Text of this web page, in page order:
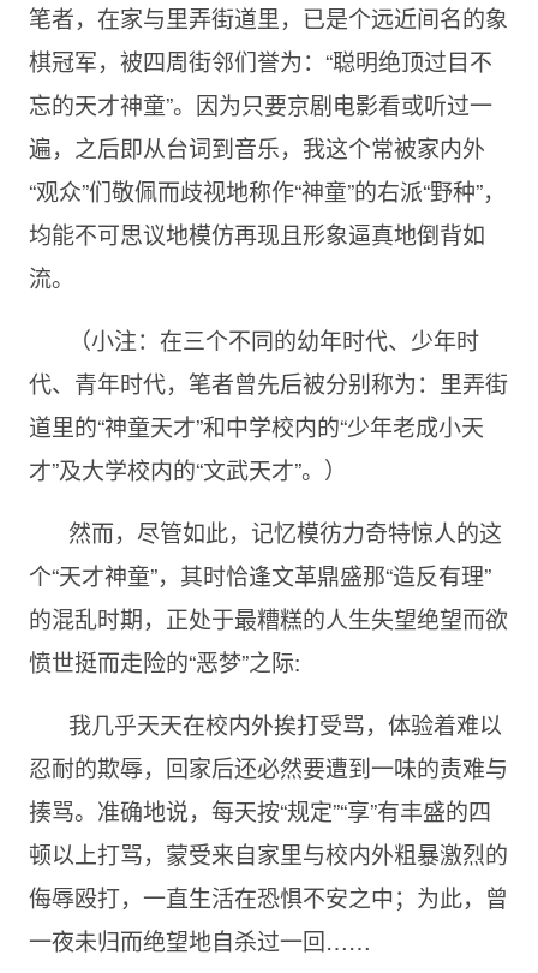
笔者，在家与里弄街道里，已是个远近间名的象
棋冠军，被四周街邻们誉为：“聪明绝顶过目不
忘的天才神童”。因为只要京剧电影看或听过一
遍，之后即从台词到音乐，我这个常被家内外
“观众”们敬佩而歧视地称作“神童”的右派“野种”，
均能不可思议地模仿再现且形象逼真地倒背如
流。
（小注：在三个不同的幼年时代、少年时
代、青年时代，笔者曾先后被分别称为：里弄街
道里的“神童天才”和中学校内的“少年老成小天
才”及大学校内的“文武天才”。）
然而，尽管如此，记忆模彷力奇特惊人的这
个“天才神童”，其时恰逢文革鼎盛那“造反有理”
的混乱时期，正处于最糟糕的人生失望绝望而欲
愤世挺而走险的“恶梦”之际:
我几乎天天在校内外挨打受骂，体验着难以
忍耐的欺辱，回家后还必然要遭到一味的责难与
揍骂。准确地说，每天按“规定”“享”有丰盛的四
顿以上打骂，蒙受来自家里与校内外粗暴激烈的
侮辱殴打，一直生活在恐惧不安之中；为此，曾
一夜未归而绝望地自杀过一回……